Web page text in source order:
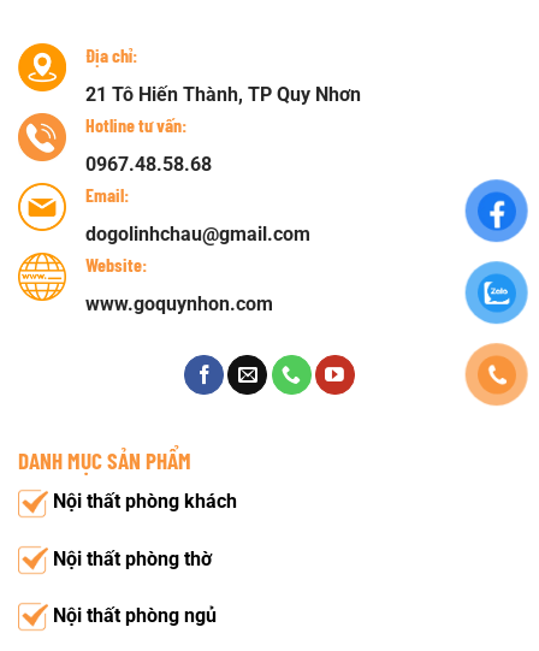
Địa chỉ:
21 Tô Hiến Thành, TP Quy Nhơn
Hotline tư vấn:
0967.48.58.68
Email:
dogolinhchau@gmail.com
Website:
www.goquynhon.com
DANH MỤC SẢN PHẨM
Nội thất phòng khách
Nội thất phòng thờ
Nội thất phòng ngủ